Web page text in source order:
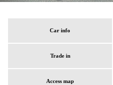
Car info
Trade in
Access map